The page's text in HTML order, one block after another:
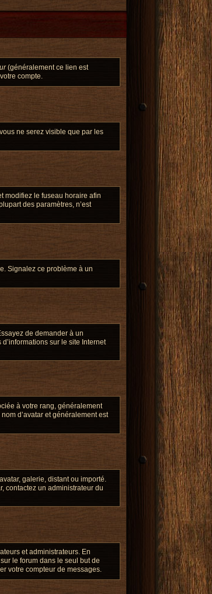
(généralement ce lien est
compte.
ne serez visible que par les
modifiez le fuseau horaire afin
des paramètres, n’est
Signalez ce problème à un
de demander à un
sur le site Internet
à votre rang, généralement
d’avatar et généralement est
galerie, distant ou importé.
contactez un administrateur du
et administrateurs. En
le forum dans le seul but de
votre compteur de messages.